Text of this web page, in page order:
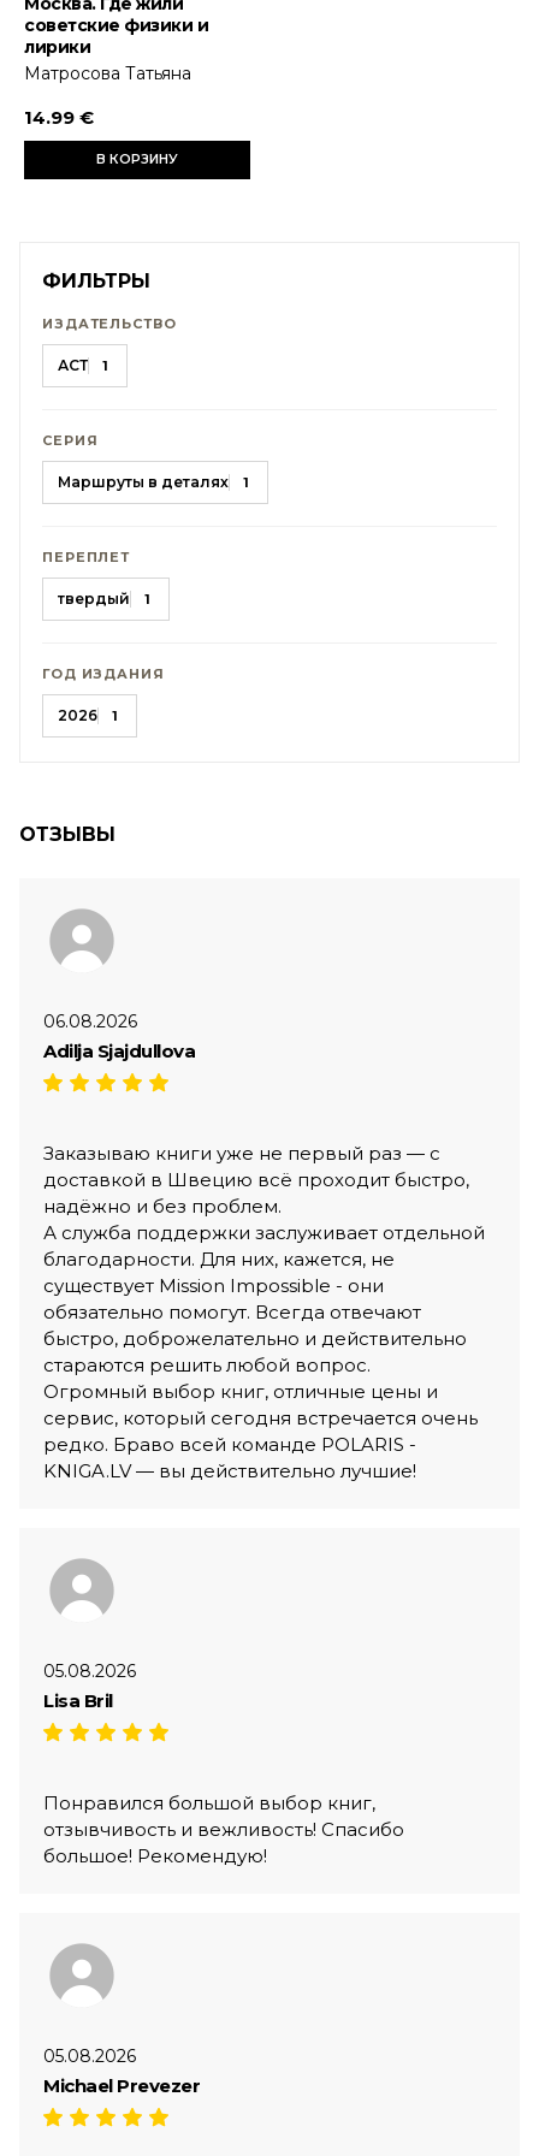
ФИЛЬТРЫ
ИЗДАТЕЛЬСТВО
АСТ 1
СЕРИЯ
Маршруты в деталях 1
ПЕРЕПЛЕТ
твердый 1
ГОД ИЗДАНИЯ
2026 1
ОТЗЫВЫ
06.08.2026
Adilja Sjajdullova
Заказываю книги уже не первый раз — с
доставкой в Швецию всё проходит быстро,
надёжно и без проблем.
А служба поддержки заслуживает отдельной
благодарности. Для них, кажется, не
существует Mission Impossible - они
обязательно помогут. Всегда отвечают
быстро, доброжелательно и действительно
стараются решить любой вопрос.
Огромный выбор книг, отличные цены и
сервис, который сегодня встречается очень
редко. Браво всей команде POLARIS -
KNIGA.LV — вы действительно лучшие!
05.08.2026
Lisa Bril
Понравился большой выбор книг,
отзывчивость и вежливость! Спасибо
большое! Рекомендую!
05.08.2026
Michael Prevezer
советские физики и
лирики
Матросова Татьяна
14.99 €
В КОРЗИНУ